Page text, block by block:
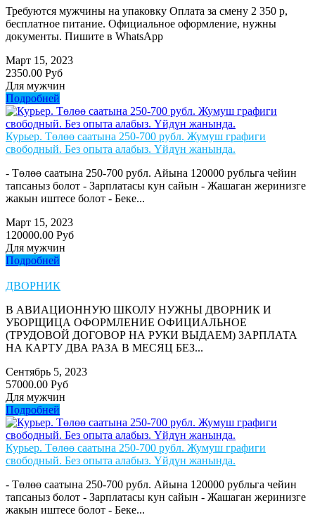
Требуются мужчины на упаковку Оплата за смену 2 350 р,
бесплатное питание. Официальное оформление, нужны
документы. Пишите в WhatsApp
Март 15, 2023
2350.00 Руб
Для мужчин
Подробней
Курьер. Төлөө саатына 250-700 рубл. Жумуш графиги
свободный. Без опыта алабыз. Үйдүн жанында.
- Төлөө саатына 250-700 рубл. Айына 120000 рубльга чейин
тапсаныз болот - Зарплатасы кун сайын - Жашаган жеринизге
жакын иштесе болот - Беке...
Март 15, 2023
120000.00 Руб
Для мужчин
Подробней
ДВОРНИК
В АВИАЦИОННУЮ ШКОЛУ НУЖНЫ ДВОРНИК И
УБОРЩИЦА ОФОРМЛЕНИЕ ОФИЦИАЛЬНОЕ
(ТРУДОВОЙ ДОГОВОР НА РУКИ ВЫДАЕМ) ЗАРПЛАТА
НА КАРТУ ДВА РАЗА В МЕСЯЦ БЕЗ...
Сентябрь 5, 2023
57000.00 Руб
Для мужчин
Подробней
Курьер. Төлөө саатына 250-700 рубл. Жумуш графиги
свободный. Без опыта алабыз. Үйдүн жанында.
- Төлөө саатына 250-700 рубл. Айына 120000 рубльга чейин
тапсаныз болот - Зарплатасы кун сайын - Жашаган жеринизге
жакын иштесе болот - Беке...